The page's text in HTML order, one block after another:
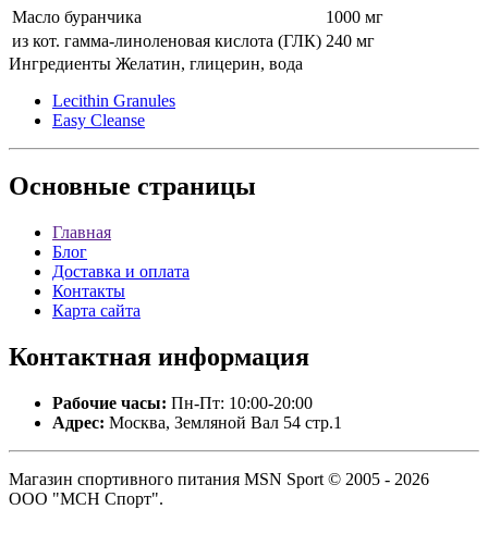
Масло буранчика
1000 мг
из кот. гамма-линоленовая кислота (ГЛК) 240 мг
Ингредиенты Желатин, глицерин, вода
Lecithin Granules
Easy Cleanse
Основные страницы
Главная
Блог
Доставка и оплата
Контакты
Карта сайта
Контактная информация
Рабочие часы: Пн-Пт: 10:00-20:00
Адрес: Москва, Земляной Вал 54 стр.1
Магазин спортивного питания MSN Sport © 2005 - 2026
ООО "МСН Спорт".